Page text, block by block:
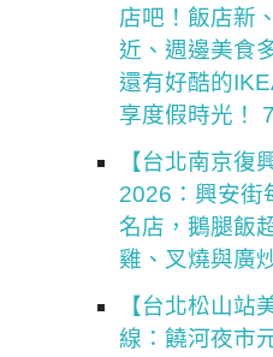
店吧！飯店新
近、週邊美食
還有好酷的
享度假時光！
【台北南京復
2026：興安街
名店，鵝腿飯
雞、叉燒與廣
【台北松山站
線：饒河夜市